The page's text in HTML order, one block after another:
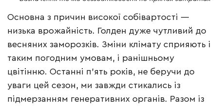
Основна з причин високої собівартості —
низька врожайність. Голден дуже чутливий до
весняних заморозків. Зміни клімату сприяють і
таким погодним умовам, і ранішньому
цвітінню. Останні п’ять років, не беручи до
уваги цей сезон, ми завжди стикались із
підмерзанням генеративних органів. Разом із